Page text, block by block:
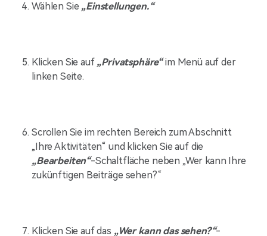
Wählen Sie „Einstellungen.“
Klicken Sie auf „Privatsphäre“im Menü auf der
linken Seite.
Scrollen Sie im rechten Bereich zum Abschnitt
„Ihre Aktivitäten“ und klicken Sie auf die
„Bearbeiten“-Schaltfläche neben „Wer kann Ihre
zukünftigen Beiträge sehen?“
Klicken Sie auf das „Wer kann das sehen?“-